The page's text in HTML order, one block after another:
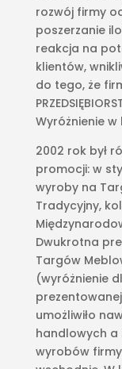
rozwój firmy
poszerzanie
reakcja na
klientów,
do tego, że
Wyróżnienie w
2002 rok był
promocji: w
wyroby na
Tradycyjny,
Dwukrotna
Targów
(wyróżnienie
umożliwiło
handlowych a
wyrobów